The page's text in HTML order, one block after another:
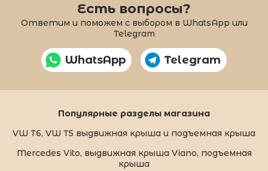
Есть вопросы?
Ответим и поможем с выбором в WhatsApp или
Telegram
WhatsApp Telegram
Популярные разделы магазина
VW T6, VW T5 выдвижная крыша и подъемная крыша
Mercedes Vito, выдвижная крыша Viano, подъемная
крыша